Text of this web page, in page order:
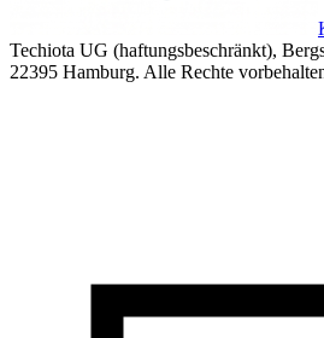
Techiota UG (haftungsbeschränkt),
22395 Hamburg. Alle Rechte